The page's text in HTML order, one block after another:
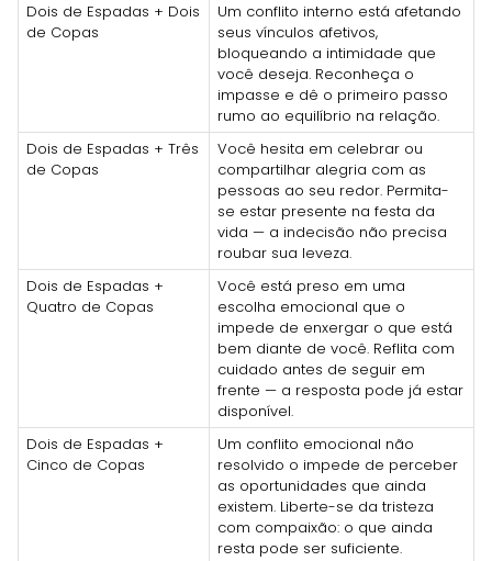
Dois de Espadas + Dois
de Copas
Um conflito interno está afetando
seus vínculos afetivos,
bloqueando a intimidade que
você deseja. Reconheça o
impasse e dê o primeiro passo
rumo ao equilíbrio na relação.
Dois de Espadas + Três
de Copas
Você hesita em celebrar ou
compartilhar alegria com as
pessoas ao seu redor. Permita-
se estar presente na festa da
vida — a indecisão não precisa
roubar sua leveza.
Dois de Espadas +
Quatro de Copas
Você está preso em uma
escolha emocional que o
impede de enxergar o que está
bem diante de você. Reflita com
cuidado antes de seguir em
frente — a resposta pode já estar
disponível.
Dois de Espadas +
Cinco de Copas
Um conflito emocional não
resolvido o impede de perceber
as oportunidades que ainda
existem. Liberte-se da tristeza
com compaixão: o que ainda
resta pode ser suficiente.